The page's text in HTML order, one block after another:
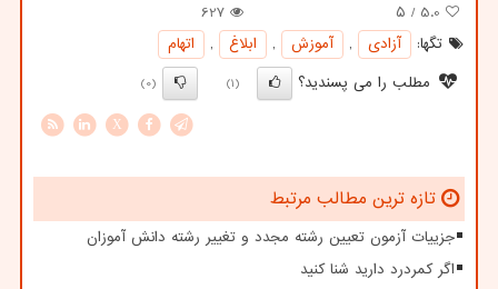
5.0 / ۵
627
تگها:
آزادی , آموزش , ابلاغ ,
اتهام
مطلب را می پسندید؟
(1)
(0)
X
تازه ترین مطالب مرتبط
جزییات آزمون تعیین رشته مجدد و تغییر رشته دانش آموزان
اگر کمردرد دارید شنا کنید